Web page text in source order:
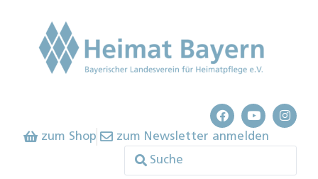
zum Shop zum Newsletter anmelden